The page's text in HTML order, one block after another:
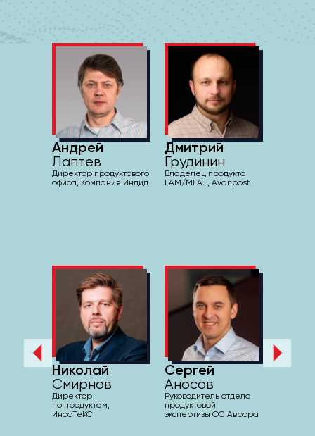
Сергей
Аносов
Руководитель отдела
продуктовой
экспертизы ОС Аврора
Николай
Смирнов
Директор
по продуктам,
ИнфоТеКС
Андрей
Лаптев
Директор продуктового
офиса, Компания Индид
Дмитрий
Грудинин
Владелец продукта
FAM/MFA+, Avanpost